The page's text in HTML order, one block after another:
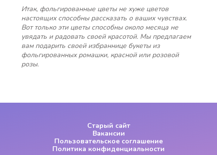
Итак, фольгированные цветы не хуже цветов
настоящих способны рассказать о ваших чувствах.
Вот только эти цветы способны около месяца не
увядать и радовать своей красотой. Мы предлагаем
вам подарить своей избраннице букеты из
фольгированных ромашки, красной или розовой
розы.
Старый сайт
Вакансии
Пользовательское соглашение
Политика конфиденциальности